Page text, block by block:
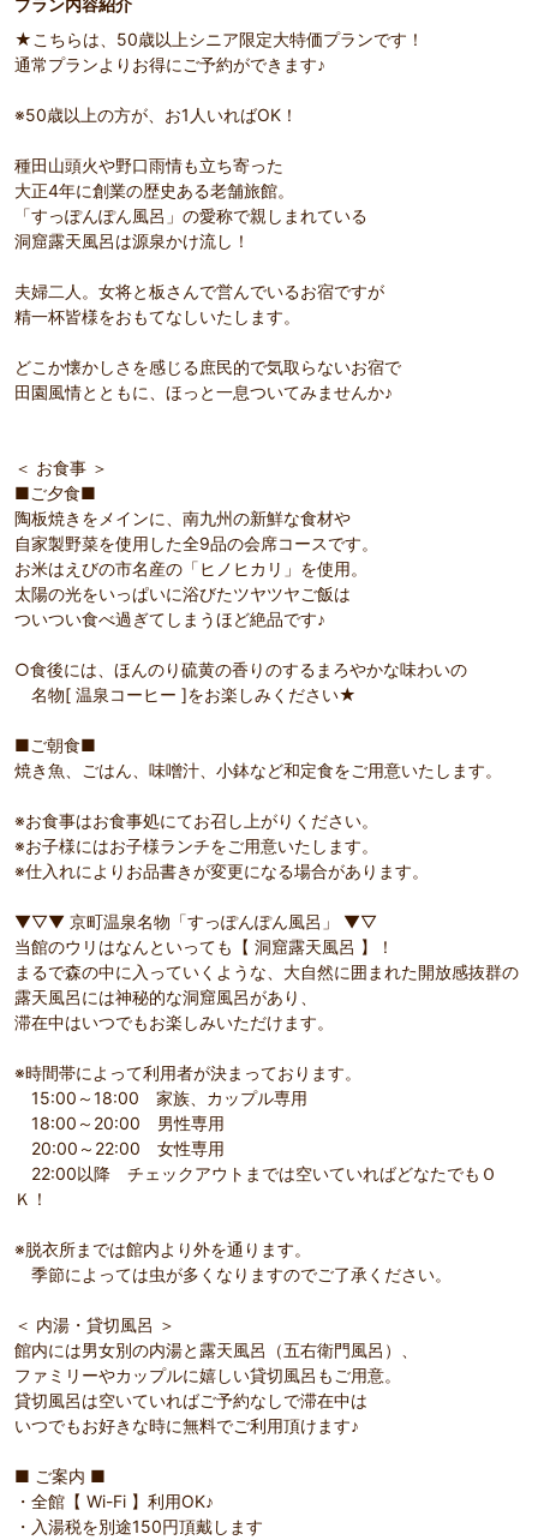
プラン内容紹介
★こちらは、50歳以上シニア限定大特価プランです！
通常プランよりお得にご予約ができます♪
※50歳以上の方が、お1人いればOK！
種田山頭火や野口雨情も立ち寄った
大正4年に創業の歴史ある老舗旅館。
「すっぽんぽん風呂」の愛称で親しまれている
洞窟露天風呂は源泉かけ流し！
夫婦二人。女将と板さんで営んでいるお宿ですが
精一杯皆様をおもてなしいたします。
どこか懐かしさを感じる庶民的で気取らないお宿で
田園風情とともに、ほっと一息ついてみませんか♪
＜ お食事 ＞
■ご夕食■
陶板焼きをメインに、南九州の新鮮な食材や
自家製野菜を使用した全9品の会席コースです。
お米はえびの市名産の「ヒノヒカリ」を使用。
太陽の光をいっぱいに浴びたツヤツヤご飯は
ついつい食べ過ぎてしまうほど絶品です♪
○食後には、ほんのり硫黄の香りのするまろやかな味わいの
名物[ 温泉コーヒー ]をお楽しみください★
■ご朝食■
焼き魚、ごはん、味噌汁、小鉢など和定食をご用意いたします。
※お食事はお食事処にてお召し上がりください。
※お子様にはお子様ランチをご用意いたします。
※仕入れによりお品書きが変更になる場合があります。
▼▽▼ 京町温泉名物「すっぽんぽん風呂」 ▼▽
当館のウリはなんといっても【 洞窟露天風呂 】！
まるで森の中に入っていくような、大自然に囲まれた開放感抜群の
露天風呂には神秘的な洞窟風呂があり、
滞在中はいつでもお楽しみいただけます。
※時間帯によって利用者が決まっております。
15:00～18:00 家族、カップル専用
18:00～20:00 男性専用
20:00～22:00 女性専用
22:00以降 チェックアウトまでは空いていればどなたでもＯ
Ｋ！
※脱衣所までは館内より外を通ります。
季節によっては虫が多くなりますのでご了承ください。
＜ 内湯・貸切風呂 ＞
館内には男女別の内湯と露天風呂（五右衛門風呂）、
ファミリーやカップルに嬉しい貸切風呂もご用意。
貸切風呂は空いていればご予約なしで滞在中は
いつでもお好きな時に無料でご利用頂けます♪
■ ご案内 ■
・全館【 Wi-Fi 】利用OK♪
・入湯税を別途150円頂戴します
部屋詳細（1/2）
Pr
evi
s
い方 *1階おまかせ和室一例